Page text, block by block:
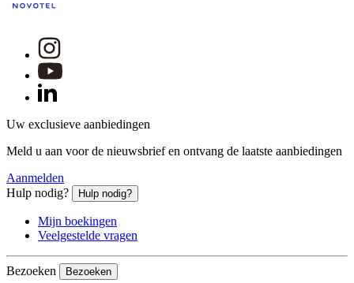
Uw exclusieve aanbiedingen
Meld u aan voor de nieuwsbrief en ontvang de laatste aanbiedingen
Aanmelden
Hulp nodig?
Hulp nodig?
Mijn boekingen
Veelgestelde vragen
Bezoeken Bezoeken